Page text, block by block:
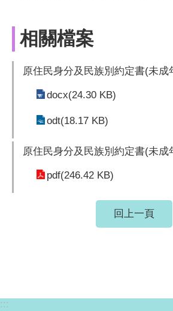
相關檔案
原住民身分及民族別約定書(未成
docx(24.30 KB)
odt(18.17 KB)
原住民身分及民族別約定書(未成
pdf(246.42 KB)
回上一頁
:::